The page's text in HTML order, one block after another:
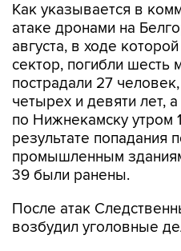
Как указывается в
атаке дронами на
августа, в ходе
сектор, погибли шесть
пострадали 27
четырех и девяти лет,
по Нижнекамску утром
результате
промышленным
39 были ранены.
После атак
возбудил уголовные